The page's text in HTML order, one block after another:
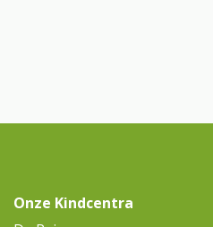
Onze Kindcentra